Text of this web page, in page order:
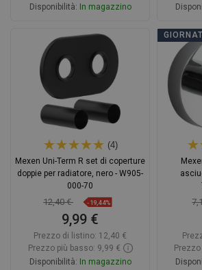
Disponibilità: In magazzino
Aggiungi al carrello
favorite_border Preferito
Confrontare
(4)
Mexen Uni-Term R set di coperture
doppie per radiatore, nero - W905-
000-70
12,40 € -19,44%
9,99 €
Prezzo di listino: 12,40 €
Prezzo più basso: 9,99 €
Disponibilità: In magazzino